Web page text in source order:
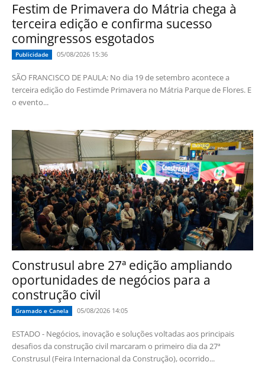
Festim de Primavera do Mátria chega à
terceira edição e confirma sucesso
comingressos esgotados
Publicidade 05/08/2026 15:36
SÃO FRANCISCO DE PAULA: No dia 19 de setembro acontece a
terceira edição do Festimde Primavera no Mátria Parque de Flores. E
o evento...
Construsul abre 27ª edição ampliando
oportunidades de negócios para a
construção civil
Gramado e Canela 05/08/2026 14:05
ESTADO - Negócios, inovação e soluções voltadas aos principais
desafios da construção civil marcaram o primeiro dia da 27ª
Construsul (Feira Internacional da Construção), ocorrido...